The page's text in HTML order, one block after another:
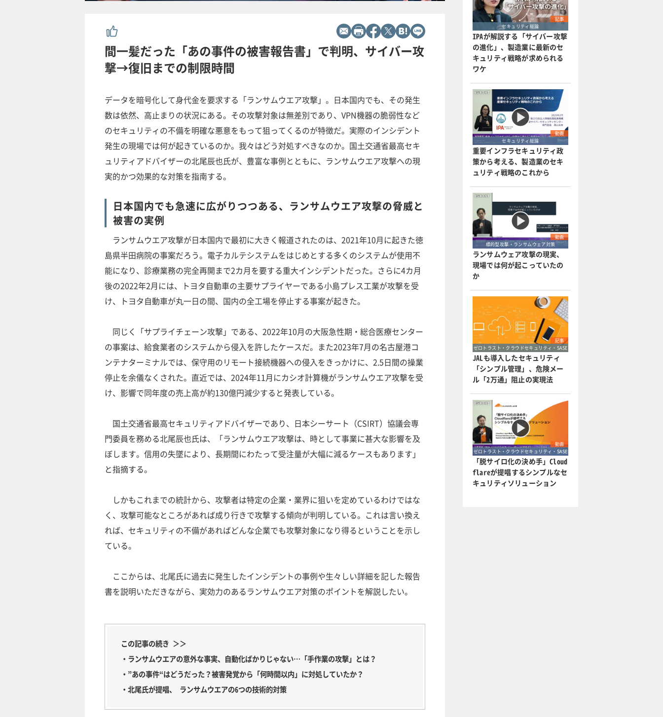
間一髪だった「あの事件の被害報告書」で判明、サイバー攻
撃→復旧までの制限時間
データを暗号化して身代金を要求する「ランサムウエア攻撃」。日本国内でも、その発生
数は依然、高止まりの状況にある。その攻撃対象は無差別であり、VPN機器の脆弱性など
のセキュリティの不備を明確な悪意をもって狙ってくるのが特徴だ。実際のインシデント
発生の現場では何が起きているのか。我々はどう対処すべきなのか。国土交通省最高セキ
ュリティアドバイザーの北尾辰也氏が、豊富な事例とともに、ランサムウエア攻撃への現
実的かつ効果的な対策を指南する。
日本国内でも急速に広がりつつある、ランサムウエア攻撃の脅威と
被害の実例
ランサムウエア攻撃が日本国内で最初に大きく報道されたのは、2021年10月に起きた徳
島県半田病院の事案だろう。電子カルテシステムをはじめとする多くのシステムが使用不
能になり、診療業務の完全再開まで2カ月を要する重大インシデントだった。さらに4カ月
後の2022年2月には、トヨタ自動車の主要サプライヤーである小島プレス工業が攻撃を受
け、トヨタ自動車が丸一日の間、国内の全工場を停止する事案が起きた。
同じく「サプライチェーン攻撃」である、2022年10月の大阪急性期・総合医療センター
の事案は、給食業者のシステムから侵入を許したケースだ。また2023年7月の名古屋港コ
ンテナターミナルでは、保守用のリモート接続機器への侵入をきっかけに、2.5日間の操業
停止を余儀なくされた。直近では、2024年11月にカシオ計算機がランサムウエア攻撃を受
け、影響で同年度の売上高が約130億円減少すると発表している。
国土交通省最高セキュリティアドバイザーであり、日本シーサート（CSIRT）協議会専
門委員を務める北尾辰也氏は、「ランサムウエア攻撃は、時として事業に甚大な影響を及
ぼします。信用の失墜により、長期間にわたって受注量が大幅に減るケースもあります」
と指摘する。
しかもこれまでの統計から、攻撃者は特定の企業・業界に狙いを定めているわけではな
く、攻撃可能なところがあれば成り行きで攻撃する傾向が判明している。これは言い換え
れば、セキュリティの不備があればどんな企業でも攻撃対象になり得るということを示し
ている。
ここからは、北尾氏に過去に発生したインシデントの事例や生々しい詳細を記した報告
書を説明いただきながら、実効力のあるランサムウエア対策のポイントを解説したい。
この記事の続き ＞＞
・ランサムウエアの意外な事実、自動化ばかりじゃない…「手作業の攻撃」とは？
・”あの事件“はどうだった？被害発覚から「何時間以内」に対処していたか？
・北尾氏が提唱、 ランサムウエアの6つの技術的対策
記事
セキュリティ総論
IPAが解説する「サイバー攻撃
の進化」、製造業に最新のセ
キュリティ戦略が求められる
ワケ
動画
セキュリティ総論
重要インフラセキュリティ政
策から考える、製造業のセキ
ュリティ戦略のこれから
動画
標的型攻撃・ランサムウェア対策
ランサムウェア攻撃の現実、
現場では何が起こっていたの
か
記事
ゼロトラスト・クラウドセキュリティ・SASE
JALも導入したセキュリティ
「シンプル管理」、危険メー
ル「2万通」阻止の実現法
動画
ゼロトラスト・クラウドセキュリティ・SASE
「脱サイロ化の決め手」Cloud
flareが提唱するシンプルなセ
キュリティソリューション